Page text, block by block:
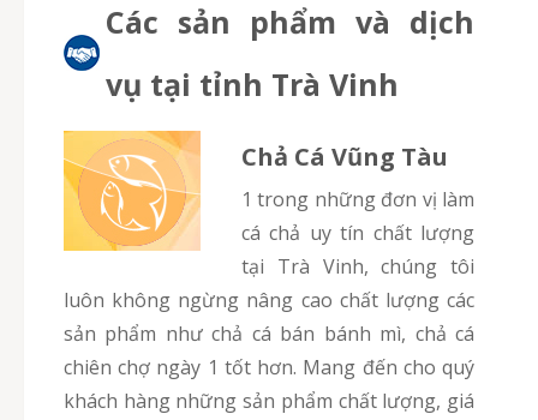
Các sản phẩm và dịch
vụ tại tỉnh Trà Vinh
Chả Cá Vũng Tàu
1 trong những đơn vị làm
cá chả uy tín chất lượng
tại Trà Vinh, chúng tôi
luôn không ngừng nâng cao chất lượng các
sản phẩm như chả cá bán bánh mì, chả cá
chiên chợ ngày 1 tốt hơn. Mang đến cho quý
khách hàng những sản phẩm chất lượng, giá